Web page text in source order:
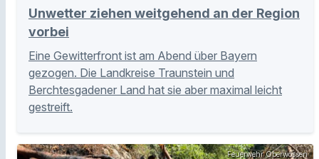
Unwetter ziehen weitgehend an der Region
vorbei
Eine Gewitterfront ist am Abend über Bayern
gezogen. Die Landkreise Traunstein und
Berchtesgadener Land hat sie aber maximal leicht
gestreift.
Feuerwehr Oberwössen